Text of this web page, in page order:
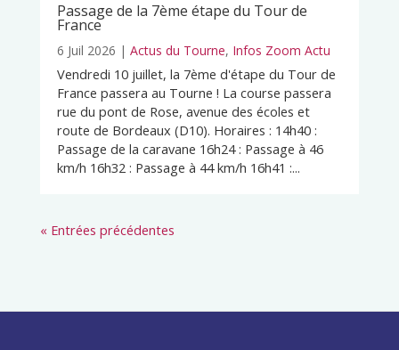
Passage de la 7ème étape du Tour de
France
6 Juil 2026 | Actus du Tourne, Infos Zoom Actu
Vendredi 10 juillet, la 7ème d'étape du Tour de
France passera au Tourne ! La course passera
rue du pont de Rose, avenue des écoles et
route de Bordeaux (D10). Horaires : 14h40 :
Passage de la caravane 16h24 : Passage à 46
km/h 16h32 : Passage à 44 km/h 16h41 :...
« Entrées précédentes